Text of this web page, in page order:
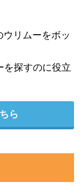
リムーをボッ
を探すのに役立
ら